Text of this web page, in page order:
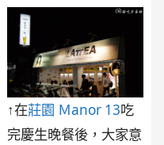
↑在莊園 Ｍanor 13吃
完慶生晚餐後，大家意